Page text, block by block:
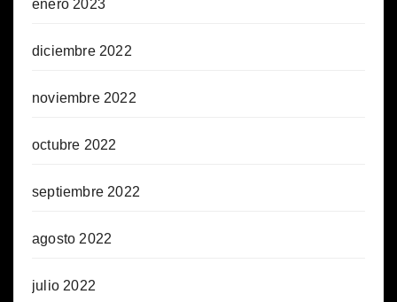
enero 2023
diciembre 2022
noviembre 2022
octubre 2022
septiembre 2022
agosto 2022
julio 2022